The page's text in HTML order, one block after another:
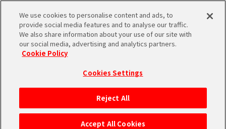
MEN
STARTSEITE
Suchergebnisse:
「Android 8」
We use cookies to personalise content and ads, to
provide social media features and to analyse our traffic.
We also share information about your use of our site with
our social media, advertising and analytics partners.
Cookie Policy
Cookies Settings
Reject All
Accept All Cookies